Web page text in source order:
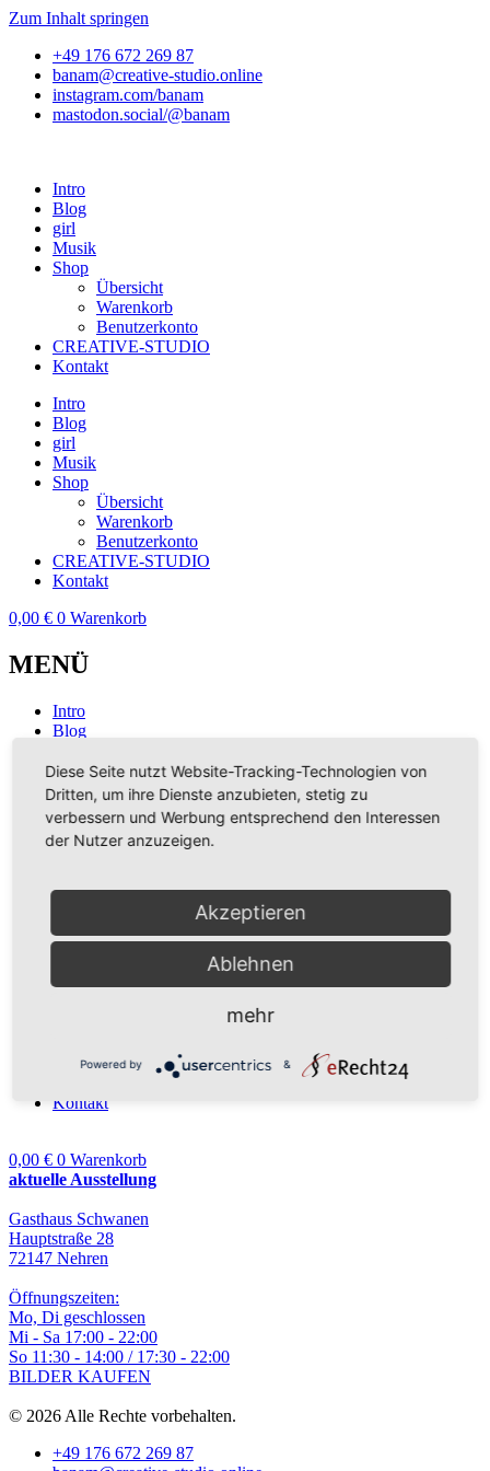
Zum Inhalt springen
+49 176 672 269 87
banam@creative-studio.online
instagram.com/banam
mastodon.social/@banam
Intro
Blog
girl
Musik
Shop
Übersicht
Warenkorb
Benutzerkonto
CREATIVE-STUDIO
Kontakt
Intro
Blog
girl
Musik
Shop
Übersicht
Warenkorb
Benutzerkonto
CREATIVE-STUDIO
Kontakt
0,00 € 0 Warenkorb
MENÜ
Intro
Blog
Musik
Shop
Übersicht
Warenkorb
Benutzerkonto
Kontakt
Blog
Musik
Benutzerkonto
CREATIVE-STUDIO
Kontakt
0,00 € 0 Warenkorb
aktuelle Ausstellung
Gasthaus Schwanen
Hauptstraße 28
72147 Nehren
Öffnungszeiten:
Mo, Di geschlossen
Mi - Sa 17:00 - 22:00
So 11:30 - 14:00 / 17:30 - 22:00
BILDER KAUFEN
© 2026 Alle Rechte vorbehalten.
+49 176 672 269 87
Diese Seite nutzt Website-Tracking-Technologien von
Dritten, um ihre Dienste anzubieten, stetig zu
verbessern und Werbung entsprechend den Interessen
der Nutzer anzuzeigen.
Akzeptieren
Ablehnen
mehr
Powered by &